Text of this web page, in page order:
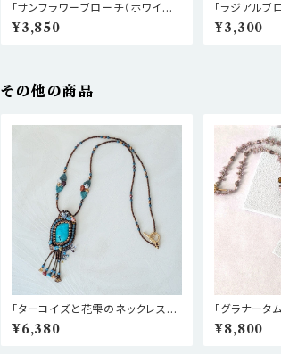
「サンフラワーブローチ（ホワイ
ト）」キット
¥3,850
「ラジアルブ
ト
¥3,300
その他の商品
「ターコイズと花雫のネックレス」
キット
¥6,380
「グラナータ
¥8,800